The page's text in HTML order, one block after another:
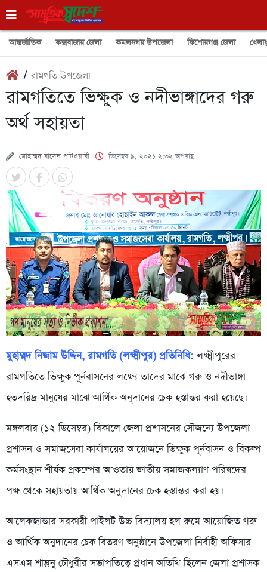
আন্তর্জাতিক কক্সবাজার জেলা কমলনগর উপজেলা কিশোরগঞ্জ জেলা
/রামগতি উপজেলা
রামগতিতে ভিক্ষুক ও নদীভাঙ্গাদের গরু
অর্থ সহায়তা
মোহাম্মদ রাসেল পাটওয়ারী ডিসেম্বর ৯, ২০২১ ২:৩২ অপরাহ্ণ
মুহাম্মদ নিজাম উদ্দিন, রামগতি (লক্ষ্মীপুর) প্রতিনিধি: লক্ষ্মীপুরের
রামগতিতে ভিক্ষুক পূর্নবাসনের লক্ষ্যে তাদের মাঝে গরু ও নদীভাঙ্গা
হতদরিদ্র মানুষের মাঝে আর্থিক অনুদানের চেক হস্তান্তর করা হয়েছে।
মঙ্গলবার (১২ ডিসেম্বর) বিকালে জেলা প্রশাসনের সৌজন্যে উপজেলা
প্রশাসন ও সমাজসেবা কার্যালয়ের আয়োজনে ভিক্ষুক পূর্নবাসন ও বিকল্প
কর্মসংস্থান শীর্ষক প্রকল্পের আওতায় জাতীয় সমাজকল্যাণ পরিষদের
পক্ষ থেকে সহায়তায় আর্থিক অনুদানের চেক হস্তান্তর করা হয়।
আলেকজান্ডার সরকারী পাইলট উচ্চ বিদ্যালয় হল রুমে আয়োজিত গরু
ও আর্থিক অনুদানের চেক বিতরণ অনুষ্ঠানে উপজেলা নির্বাহী অফিসার
এসএম শান্তুনু চৌধুরীর সভাপতিত্বে প্রধান অতিথি ছিলেন জেলা প্রশাসক